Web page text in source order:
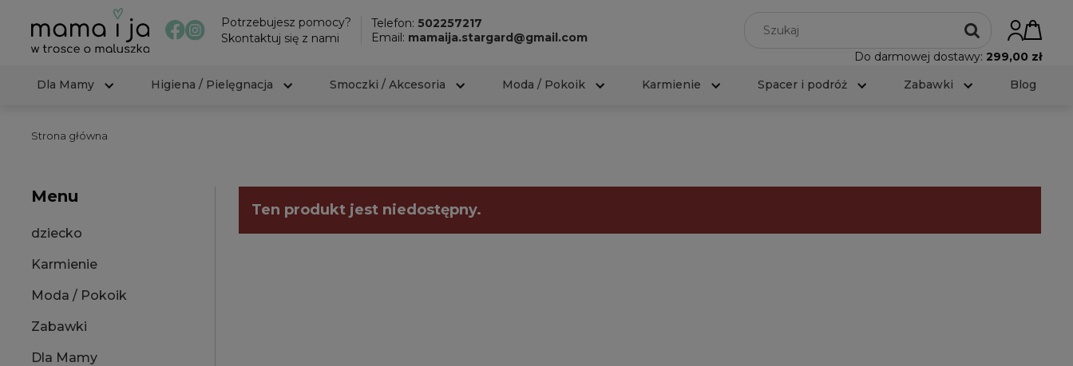
Potrzebujesz pomocy?
Skontaktuj się z nami
Telefon:502257217
Email: mamaija.stargard@gmail.com
Do darmowej dostawy: 299,00 zł
Dla Mamy
Higiena / Pielęgnacja Smoczki / Akcesoria Moda / Pokoik Karmienie Spacer i podróż Zabawki Blog
Strona główna
Menu
dziecko
Karmienie
Moda / Pokoik
Zabawki
Dla Mamy
Ten produkt jest niedostępny.